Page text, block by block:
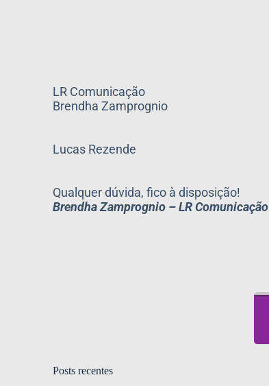
LR Comunicação
Brendha Zamprognio
Lucas Rezende
Qualquer dúvida, fico à disposição!
Brendha Zamprognio – LR Comunicação
Posts recentes